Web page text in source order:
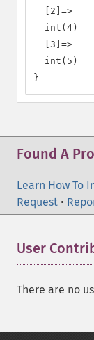
  [2]=>
  int(4)
  [3]=>
  int(5)
}
Found A
Learn How To
Request •
User
There are no